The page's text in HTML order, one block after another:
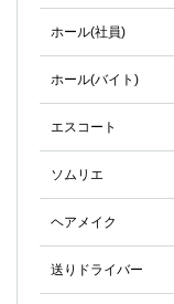
ホール(社員)
ホール(バイト)
エスコート
ソムリエ
ヘアメイク
送りドライバー
①東武練馬 ②
大泉学園
竹ノ塚
亀戸
荻窪
新小岩
市川
五井